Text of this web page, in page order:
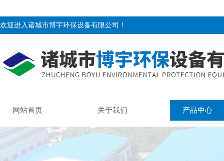
欢迎进入诸城市博宇环保设备有限公司！
网站首页 关于我们 产品中心